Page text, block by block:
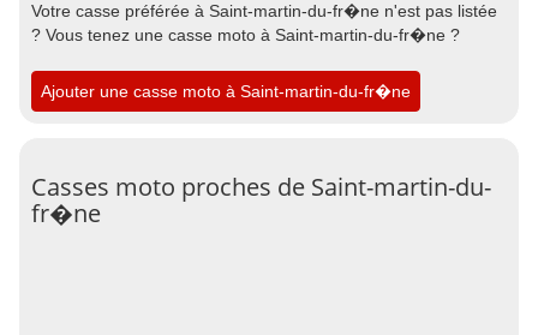
Votre casse préférée à Saint-martin-du-fr�ne n'est pas listée
? Vous tenez une casse moto à Saint-martin-du-fr�ne ?
Ajouter une casse moto à Saint-martin-du-fr�ne
Casses moto proches de Saint-martin-du-
fr�ne